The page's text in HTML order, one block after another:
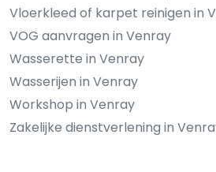
Vloerkleed of karpet reinigen in
VOG aanvragen in Venray
Wasserette in Venray
Wasserijen in Venray
Workshop in Venray
Zakelijke dienstverlening in